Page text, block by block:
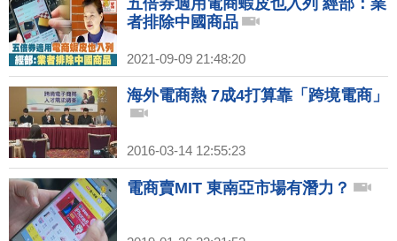
五倍券適用電商蝦皮也入列 經部：業
者排除中國商品
2021-09-09 21:48:20
海外電商熱 7成4打算靠「跨境電商」
2016-03-14 12:55:23
電商賣MIT 東南亞市場有潛力？